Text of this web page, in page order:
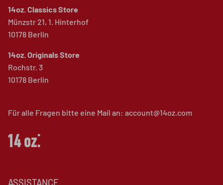
14oz. Classics Store
Münzstr 21, 1. Hinterhof
10178 Berlin
14oz. Originals Store
Rochstr. 3
10178 Berlin
Für alle Fragen bitte eine Mail an: account@14oz.com
ASSISTANCE